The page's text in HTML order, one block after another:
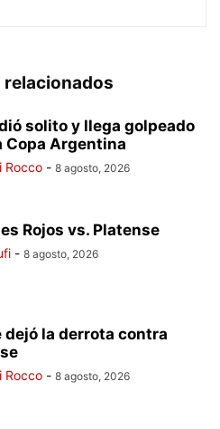
solito y llega golpeado
Copa Argentina
Rocco - 8 agosto, 2026
Rojos vs. Platense
- 8 agosto, 2026
dejó la derrota contra
Rocco - 8 agosto, 2026